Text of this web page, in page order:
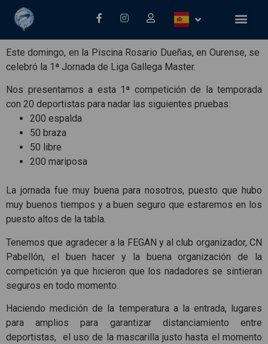
Este domingo, en la Piscina Rosario Dueñas, en Ourense, se
celebró la 1ª Jornada de Liga Gallega Master.
Nos presentamos a esta 1ª competición de la temporada
con 20 deportistas para nadar las siguientes pruebas:
200 espalda
50 braza
50 libre
200 mariposa
La jornada fue muy buena para nosotros, puesto que hubo
muy buenos tiempos y a buen seguro que estaremos en los
puesto altos de la tabla.
Tenemos que agradecer a la FEGAN y al club organizador, CN
Pabellón, el buen hacer y la buena organización de la
competición ya que hicieron que los nadadores se sintieran
seguros en todo momento.
Haciendo medición de la temperatura a la entrada, lugares
para amplios para garantizar distanciamiento entre
deportistas, el uso de la mascarilla justo hasta el momento